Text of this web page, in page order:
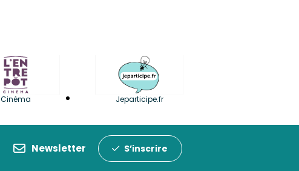
Cinéma Jeparticipe.fr
Newsletter S’inscrire